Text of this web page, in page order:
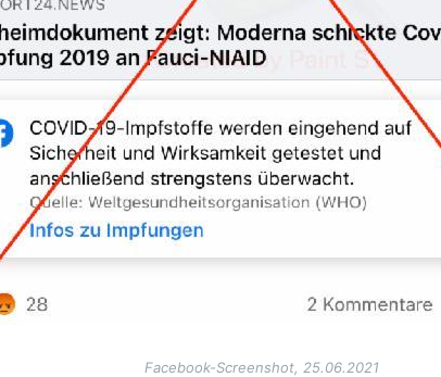
Facebook-Screenshot, 25.06.2021